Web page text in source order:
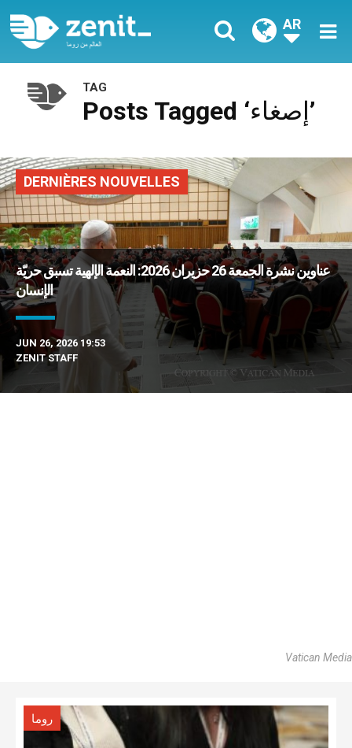
AR
TAG
Posts Tagged ‘إصغاء’
DERNIÈRES NOUVELLES
عناوين نشرة الجمعة 26 حزيران 2026: النعمة الإلهية تسبق حريّة
الإنسان
JUN 26, 2026 19:53
ZENIT STAFF
Vatican Media
روما